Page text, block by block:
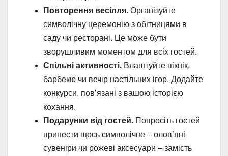
Повторення весілля. Організуйте
символічну церемонію з обітницями в
саду чи ресторані. Це може бути
зворушливим моментом для всіх гостей.
Спільні активності. Влаштуйте пікнік,
барбекю чи вечір настільних ігор. Додайте
конкурси, пов’язані з вашою історією
кохання.
Подарунки від гостей. Попросіть гостей
принести щось символічне – олов’яні
сувеніри чи рожеві аксесуари – замість